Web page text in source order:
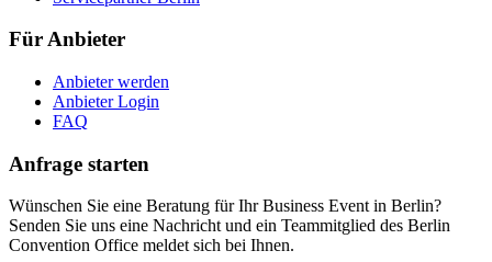
Für Anbieter
Anbieter werden
Anbieter Login
FAQ
Anfrage starten
Wünschen Sie eine Beratung für Ihr Business Event in Berlin?
Senden Sie uns eine Nachricht und ein Teammitglied des Berlin
Convention Office meldet sich bei Ihnen.